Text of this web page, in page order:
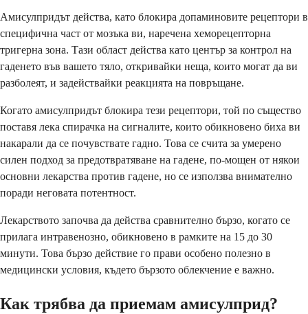
Амисулпридът действа, като блокира допаминовите рецептори в
специфична част от мозъка ви, наречена хеморецепторна
тригерна зона. Тази област действа като център за контрол на
гаденето във вашето тяло, откривайки неща, които могат да ви
разболеят, и задействайки реакцията на повръщане.
Когато амисулпридът блокира тези рецептори, той по същество
поставя лека спирачка на сигналите, които обикновено биха ви
накарали да се почувствате гадно. Това се счита за умерено
силен подход за предотвратяване на гадене, по-мощен от някои
основни лекарства против гадене, но се използва внимателно
поради неговата потентност.
Лекарството започва да действа сравнително бързо, когато се
прилага интравенозно, обикновено в рамките на 15 до 30
минути. Това бързо действие го прави особено полезно в
медицински условия, където бързото облекчение е важно.
Как трябва да приемам амисулприд?